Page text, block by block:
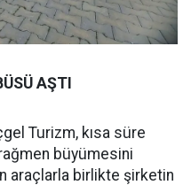
AŞTI
Turizm, kısa süre
büyümesini
araçlarla birlikte şirketin